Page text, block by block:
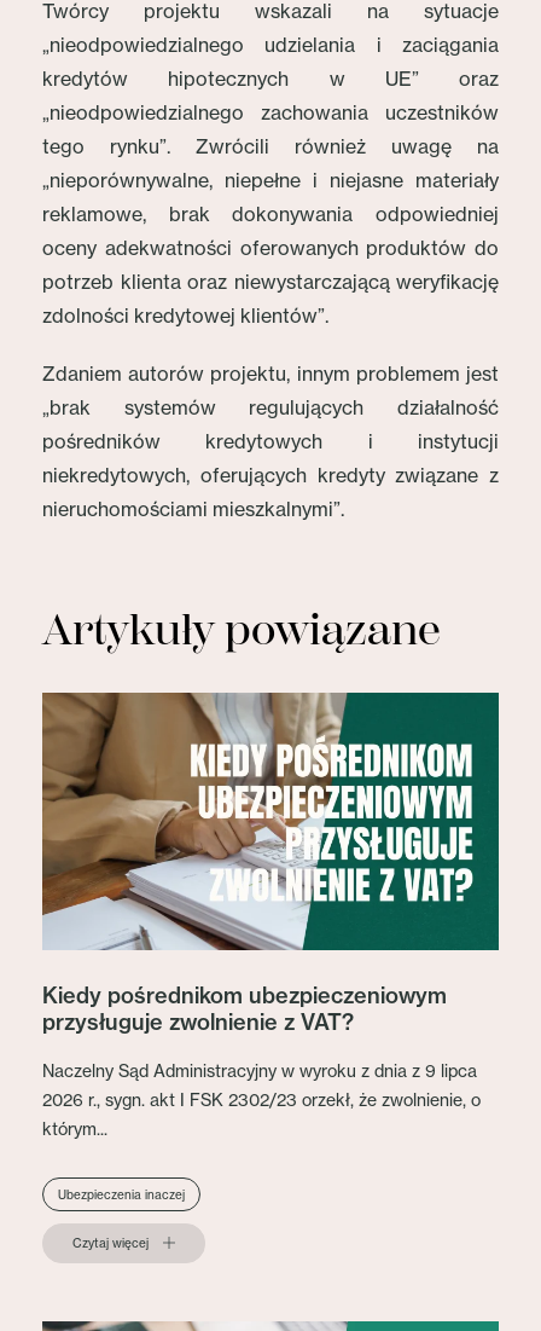
Twórcy projektu wskazali na sytuacje
„nieodpowiedzialnego udzielania i zaciągania
kredytów hipotecznych w UE” oraz
„nieodpowiedzialnego zachowania uczestników
tego rynku”. Zwrócili również uwagę na
„nieporównywalne, niepełne i niejasne materiały
reklamowe, brak dokonywania odpowiedniej
oceny adekwatności oferowanych produktów do
potrzeb klienta oraz niewystarczającą weryfikację
zdolności kredytowej klientów”.
Zdaniem autorów projektu, innym problemem jest
„brak systemów regulujących działalność
pośredników kredytowych i instytucji
niekredytowych, oferujących kredyty związane z
nieruchomościami mieszkalnymi”.
Artykuły powiązane
Kiedy pośrednikom ubezpieczeniowym
przysługuje zwolnienie z VAT?
Naczelny Sąd Administracyjny w wyroku z dnia z 9 lipca
2026 r., sygn. akt I FSK 2302/23 orzekł, że zwolnienie, o
którym...
Ubezpieczenia inaczej
Czytaj więcej